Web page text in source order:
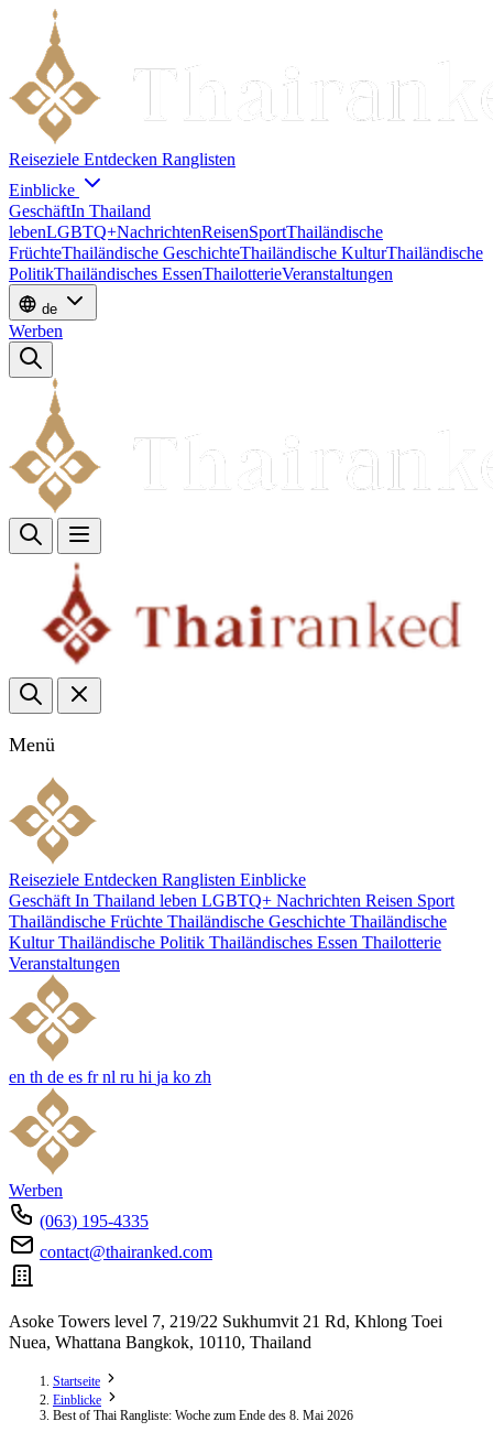
Reiseziele Entdecken Ranglisten
Einblicke
GeschäftIn Thailand
lebenLGBTQ+NachrichtenReisenSportThailändische
FrüchteThailändische GeschichteThailändische KulturThailändische
PolitikThailändisches EssenThailotterieVeranstaltungen
de
Werben
Menü
Reiseziele Entdecken Ranglisten Einblicke
Geschäft In Thailand leben LGBTQ+ Nachrichten Reisen Sport
Thailändische Früchte Thailändische Geschichte Thailändische
Kultur Thailändische Politik Thailändisches Essen Thailotterie
Veranstaltungen
en th de es fr nl ru hi ja ko zh
Werben
(063) 195-4335
contact@thairanked.com
Asoke Towers level 7, 219/22 Sukhumvit 21 Rd, Khlong Toei
Nuea, Whattana Bangkok, 10110, Thailand
Startseite
Einblicke
Best of Thai Rangliste: Woche zum Ende des 8. Mai 2026